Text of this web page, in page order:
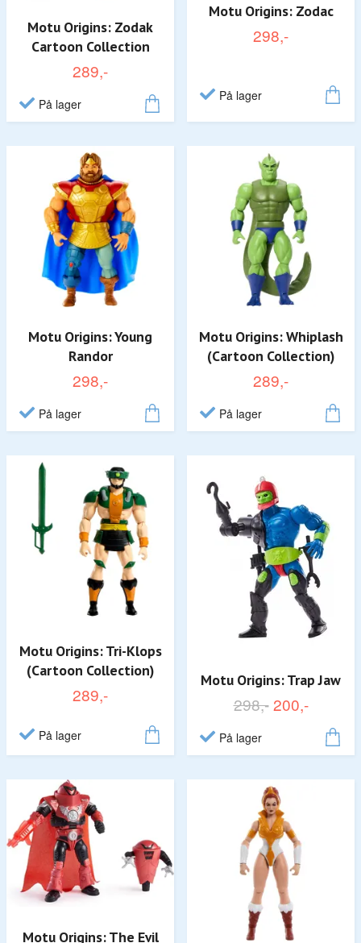
Motu Origins: Zodak
Cartoon Collection
289,-
På lager
Motu Origins: Zodac
298,-
På lager
Motu Origins: Young
Randor
298,-
På lager
Motu Origins: Whiplash
(Cartoon Collection)
289,-
På lager
Motu Origins: Tri-Klops
(Cartoon Collection)
289,-
På lager
Motu Origins: Trap Jaw
298,- 200,-
På lager
Motu Origins: The Evil